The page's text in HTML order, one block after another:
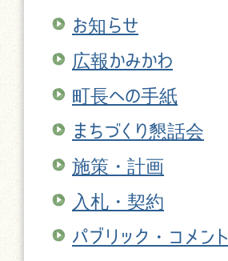
お知らせ
広報かみかわ
町長への手紙
まちづくり懇話会
施策・計画
入札・契約
パブリック・コメント